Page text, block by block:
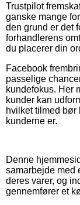
Trustpilot
ganske mange
den grund er det
forhandlerens
du placerer din
Facebook
passelige
kundefokus. Her
kunder kan
hvilket tilmed bør
kunderne er.
Denne
samarbejde med
deres varer, og
gennemfører et